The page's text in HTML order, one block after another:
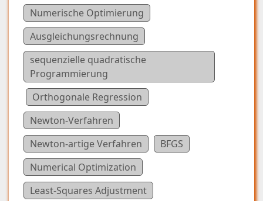
Numerische Optimierung
Ausgleichungsrechnung
sequenzielle quadratische
Programmierung
Orthogonale Regression
Newton-Verfahren
Newton-artige Verfahren
BFGS
Numerical Optimization
Least-Squares Adjustment